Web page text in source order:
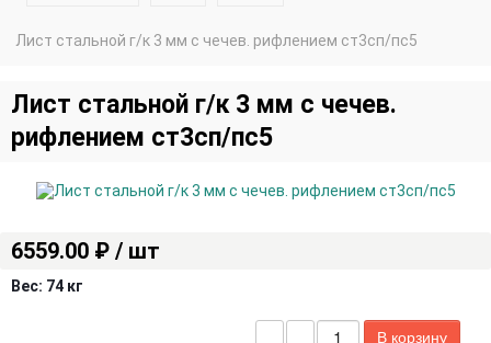
Лист стальной г/к 3 мм с чечев. рифлением ст3сп/пс5
Лист стальной г/к 3 мм с чечев.
рифлением ст3сп/пс5
6559.00 ₽ / шт
Вес: 74 кг